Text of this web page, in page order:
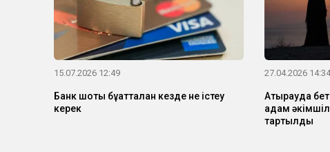
15.07.2026 12:49
Банк шоты бұғатталған кезде не істеу
керек
27.04.2026 14:34
Атырауда
адам
тартылды